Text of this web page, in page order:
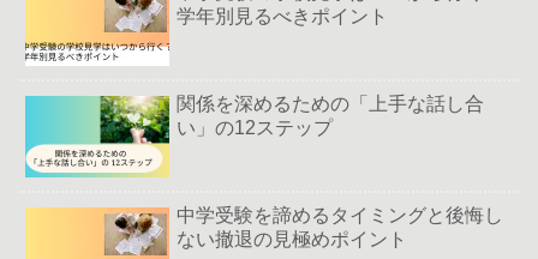
学年別見るべきポイント
関係を深めるための「上手な話し合
い」の12ステップ
中学受験を諦めるタイミングと後悔し
ない撤退の見極めポイント